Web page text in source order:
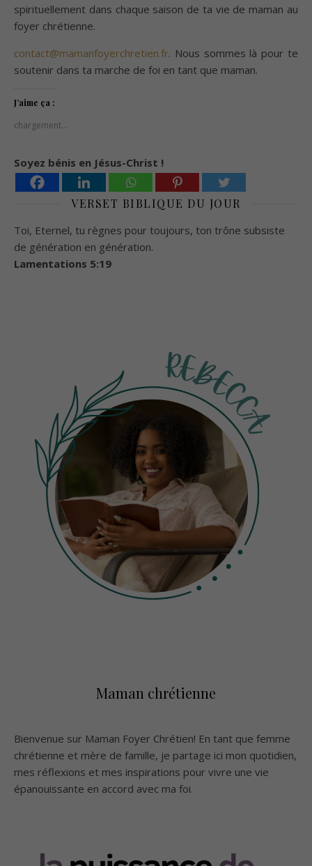
spirituellement dans chaque saison de ta vie de maman au
foyer chrétienne.
contact@mamanfoyerchretien.fr. Nous sommes là pour te
soutenir dans ta marche de foi en tant que maman.
J’aime ça :
chargement…
Soyez bénis en Jésus-Christ !
VERSET BIBLIQUE DU JOUR
Toi, Eternel, tu règnes pour toujours, ton trône subsiste
de génération en génération.
Lamentations 5:19
Maman chrétienne
Bienvenue sur Maman Foyer Chrétien! En tant que femme
chrétienne et mère de famille, je partage ici mon quotidien,
mes réflexions et mes inspirations pour vivre une vie
épanouissante en accord avec ma foi.